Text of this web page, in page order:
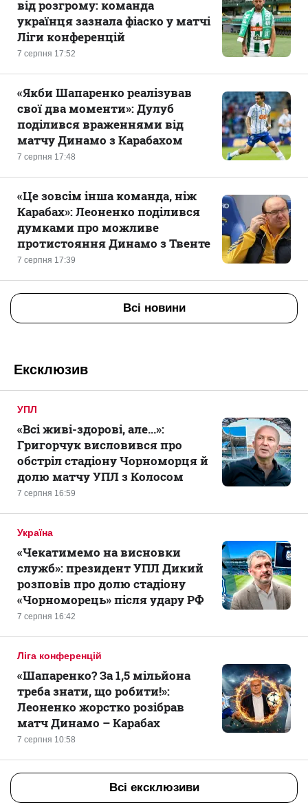
7 серпня 17:52
від розгрому: команда
українця зазнала фіаско у матчі
Ліги конференцій
7 серпня 17:48
«Якби Шапаренко реалізував
свої два моменти»: Дулуб
поділився враженнями від
матчу Динамо з Карабахом
7 серпня 17:39
«Це зовсім інша команда, ніж
Карабах»: Леоненко поділився
думками про можливе
протистояння Динамо з Твенте
Всі новини
Ексклюзив
УПЛ
7 серпня 16:59
«Всі живі-здорові, але...»:
Григорчук висловився про
обстріл стадіону Чорноморця й
долю матчу УПЛ з Колосом
Україна
7 серпня 16:42
«Чекатимемо на висновки
служб»: президент УПЛ Дикий
розповів про долю стадіону
«Чорноморець» після удару РФ
Ліга конференцій
7 серпня 10:58
«Шапаренко? За 1,5 мільйона
треба знати, що робити!»:
Леоненко жорстко розібрав
матч Динамо – Карабах
Всі ексклюзиви